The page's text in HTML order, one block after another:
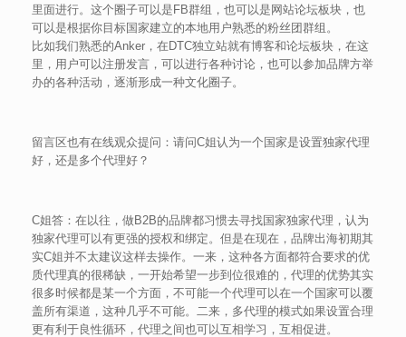
里面进行。这个圈子可以是FB群组，也可以是网站论坛板块，也
可以是根据你目标国家建立的本地用户熟悉的粉丝团群组。
比如我们熟悉的Anker，在DTC独立站就有博客和论坛板块，在这
里，用户可以注册发言，可以进行各种讨论，也可以参加品牌方举
办的各种活动，逐渐形成一种文化圈子。
留言区也有在线观众提问：请问C姐认为一个国家是设置独家代理
好，还是多个代理好？
C姐答：在以往，做B2B的品牌都习惯去寻找国家独家代理，认为
独家代理可以有更强的授权和绑定。但是在现在，品牌出海初期其
实C姐并不太建议这样去操作。一来，这种各方面都符合要求的优
质代理真的很稀缺，一开始希望一步到位很难的，代理的优势其实
很多时候都是某一个方面，不可能一个代理可以在一个国家可以覆
盖所有渠道，这种几乎不可能。二来，多代理的模式如果设置合理
更有利于良性循环，代理之间也可以互相学习，互相促进。